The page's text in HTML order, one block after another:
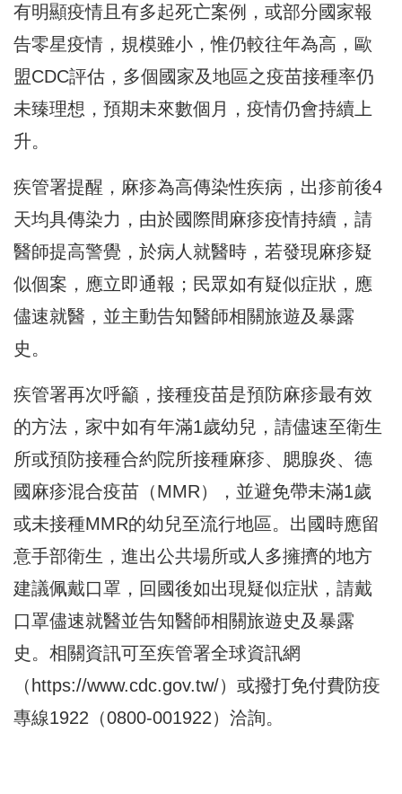
有明顯疫情且有多起死亡案例，或部分國家報
告零星疫情，規模雖小，惟仍較往年為高，歐
盟CDC評估，多個國家及地區之疫苗接種率仍
未臻理想，預期未來數個月，疫情仍會持續上
升。
疾管署提醒，麻疹為高傳染性疾病，出疹前後4
天均具傳染力，由於國際間麻疹疫情持續，請
醫師提高警覺，於病人就醫時，若發現麻疹疑
似個案，應立即通報；民眾如有疑似症狀，應
儘速就醫，並主動告知醫師相關旅遊及暴露
史。
疾管署再次呼籲，接種疫苗是預防麻疹最有效
的方法，家中如有年滿1歲幼兒，請儘速至衛生
所或預防接種合約院所接種麻疹、腮腺炎、德
國麻疹混合疫苗（MMR），並避免帶未滿1歲
或未接種MMR的幼兒至流行地區。出國時應留
意手部衛生，進出公共場所或人多擁擠的地方
建議佩戴口罩，回國後如出現疑似症狀，請戴
口罩儘速就醫並告知醫師相關旅遊史及暴露
史。相關資訊可至疾管署全球資訊網
（ https://www.cdc.gov.tw/）或撥打免付費防疫
專線1922（0800-001922）洽詢。